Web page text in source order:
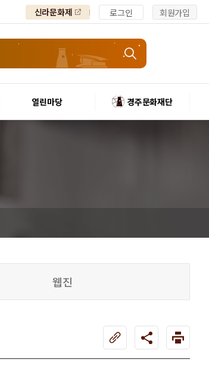
신라문화제 로그인 회원가입
열린마당 경주문화재단
웹진